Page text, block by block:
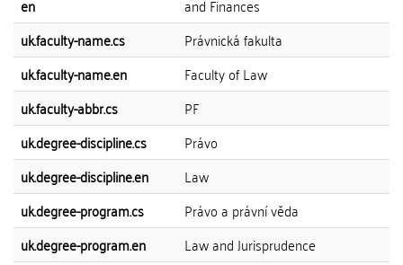
en
and Finances
uk.faculty-name.cs
Právnická fakulta
uk.faculty-name.en
Faculty of Law
uk.faculty-abbr.cs
PF
uk.degree-discipline.cs
Právo
uk.degree-discipline.en
Law
uk.degree-program.cs
Právo a právní věda
uk.degree-program.en
Law and Jurisprudence